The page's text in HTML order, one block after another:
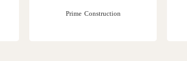
Prime Construction